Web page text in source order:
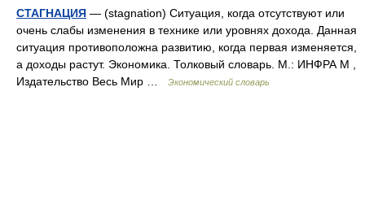
СТАГНАЦИЯ — (stagnation) Ситуация, когда отсутствуют или
очень слабы изменения в технике или уровнях дохода. Данная
ситуация противоположна развитию, когда первая изменяется,
а доходы растут. Экономика. Толковый словарь. М.: ИНФРА М ,
Издательство Весь Мир …
Экономический словарь